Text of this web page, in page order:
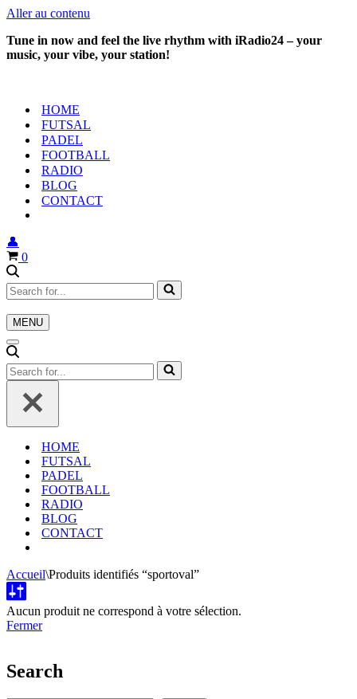
Aller au contenu
Tune in now and feel the live rhythm with iRadio24 – your
music, your vibe, your station!
HOME
FUTSAL
PADEL
FOOTBALL
RADIO
BLOG
CONTACT
👤
Panier
0
Rechercher...
MENU
Menu
Menu
de
navigation
Rechercher...
HOME
FUTSAL
PADEL
FOOTBALL
RADIO
BLOG
CONTACT
Accueil\Produits identifiés “sportoval”
Aucun produit ne correspond à votre sélection.
Fermer
Search